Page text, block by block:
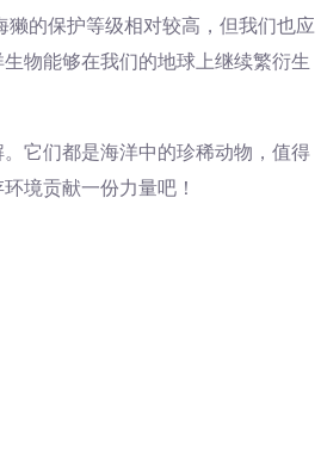
獭的保护等级相对较高，但我们也应
物能够在我们的地球上继续繁衍生
它们都是海洋中的珍稀动物，值得
境贡献一份力量吧！